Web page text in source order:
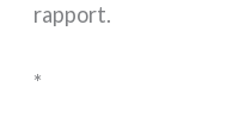
rap­port.
*